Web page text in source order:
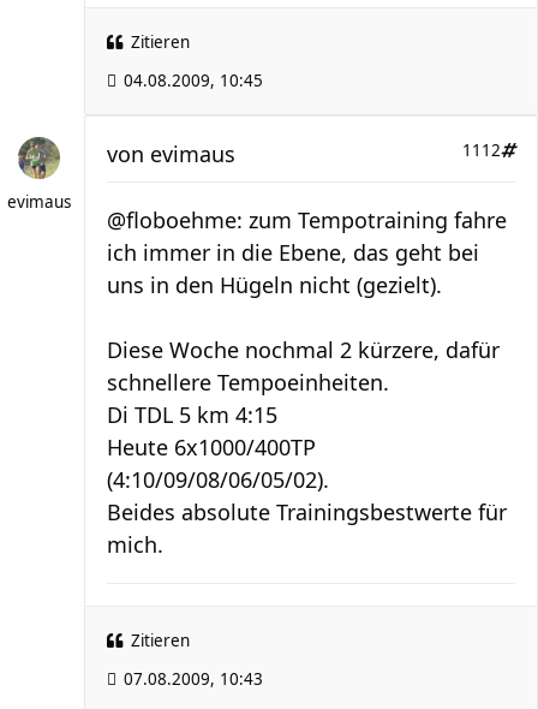
Zitieren
04.08.2009, 10:45
evimaus
1112
von evimaus
@floboehme: zum Tempotraining fahre
ich immer in die Ebene, das geht bei
uns in den Hügeln nicht (gezielt).
Diese Woche nochmal 2 kürzere, dafür
schnellere Tempoeinheiten.
Di TDL 5 km 4:15
Heute 6x1000/400TP
(4:10/09/08/06/05/02).
Beides absolute Trainingsbestwerte für
mich.
Zitieren
07.08.2009, 10:43